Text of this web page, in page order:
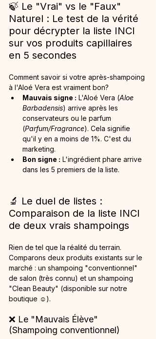
🍃 Le "Vrai" vs le "Faux"
Naturel : Le test de la vérité
pour décrypter la liste INCI
sur vos produits capillaires
en 5 secondes
Comment savoir si votre après-shampoing
à l'Aloé Vera est vraiment bon?
Mauvais signe : L'Aloé Vera (Aloe
Barbadensis) arrive après les
conservateurs ou le parfum
(Parfum/Fragrance). Cela signifie
qu'il y en a moins de 1%. C'est du
marketing.
Bon signe : L'ingrédient phare arrive
dans les 5 premiers de la liste.
🔬 Le duel de listes :
Comparaison de la liste INCI
de deux vrais shampoings
Rien de tel que la réalité du terrain.
Comparons deux produits existants sur le
marché : un shampoing "conventionnel"
de salon (très connu) et un shampoing
"Clean Beauty" (disponible sur notre
boutique ☺️).
❌ Le "Mauvais Élève"
(Shampoing conventionnel)